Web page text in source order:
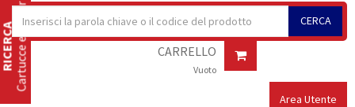
CERCA
CARRELLO
Vuoto
Area Utente
Cartucce e Toner